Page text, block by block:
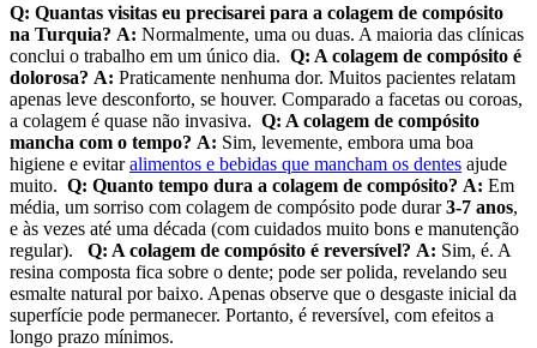
Q: Quantas visitas eu precisarei para a colagem de compósito
na Turquia? A: Normalmente, uma ou duas. A maioria das clínicas
conclui o trabalho em um único dia. Q: A colagem de compósito é
dolorosa? A: Praticamente nenhuma dor. Muitos pacientes relatam
apenas leve desconforto, se houver. Comparado a facetas ou coroas,
a colagem é quase não invasiva. Q: A colagem de compósito
mancha com o tempo? A: Sim, levemente, embora uma boa
higiene e evitaralimentos e bebidas que mancham os dentes ajude
muito. Q: Quanto tempo dura a colagem de compósito? A: Em
média, um sorriso com colagem de compósito pode durar3-7 anos,
e às vezes até uma década (com cuidados muito bons e manutenção
regular). Q: A colagem de compósito é reversível? A: Sim, é. A
resina composta fica sobre o dente; pode ser polida, revelando seu
esmalte natural por baixo. Apenas observe que o desgaste inicial da
superfície pode permanecer. Portanto, é reversível, com efeitos a
longo prazo mínimos.